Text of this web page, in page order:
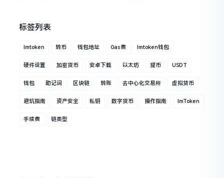
标签列表
Imtoken 转币 钱包地址 Gas费 Imtoken钱包
硬件设置 加密货币 安卓下载 以太坊 提币 USDT
钱包 助记词 区块链 转账 去中心化交易所 虚拟货币
避坑指南 资产安全 私钥 数字货币 操作指南 ImToken
手续费 链类型